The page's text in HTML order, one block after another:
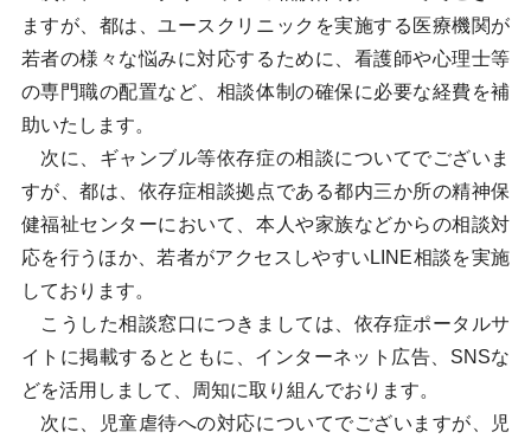
ますが、都は、ユースクリニックを実施する医療機関が
若者の様々な悩みに対応するために、看護師や心理士等
の専門職の配置など、相談体制の確保に必要な経費を補
助いたします。
次に、ギャンブル等依存症の相談についてでございま
すが、都は、依存症相談拠点である都内三か所の精神保
健福祉センターにおいて、本人や家族などからの相談対
応を行うほか、若者がアクセスしやすいLINE相談を実施
しております。
こうした相談窓口につきましては、依存症ポータルサ
イトに掲載するとともに、インターネット広告、SNSな
どを活用しまして、周知に取り組んでおります。
次に、児童虐待への対応についてでございますが、児